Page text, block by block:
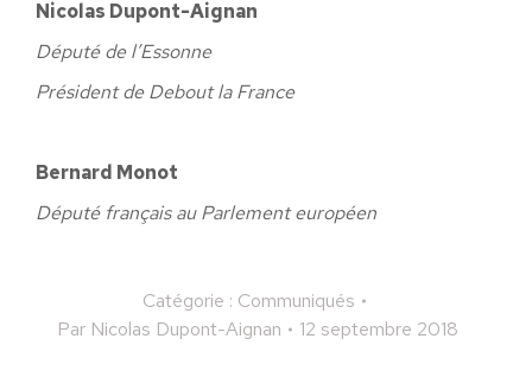
Nicolas Dupont-Aignan
Député de l’Essonne
Président de Debout la France
Bernard Monot
Député français au Parlement européen
Catégorie : Communiqués
Par Nicolas Dupont-Aignan 12 septembre 2018